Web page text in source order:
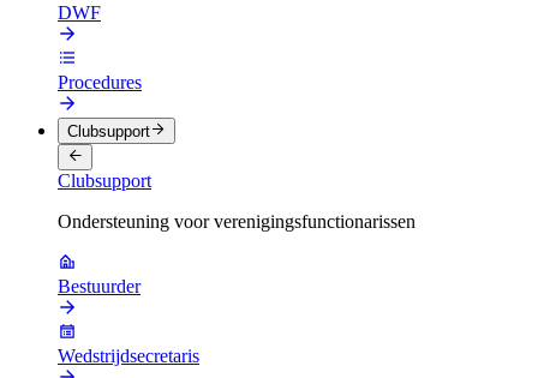
DWF
Procedures
Clubsupport
Clubsupport
Ondersteuning voor verenigingsfunctionarissen
Bestuurder
Wedstrijdsecretaris